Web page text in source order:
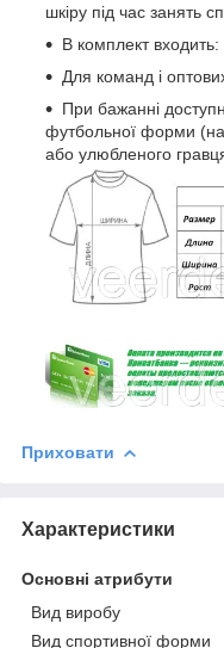
шкіру під час занять
В комплект
Для команд і
При бажанні
футбольної форми
або улюбленого
Приховати
Характеристики
Основні атрибути
Вид виробу
Вид спортивної форми